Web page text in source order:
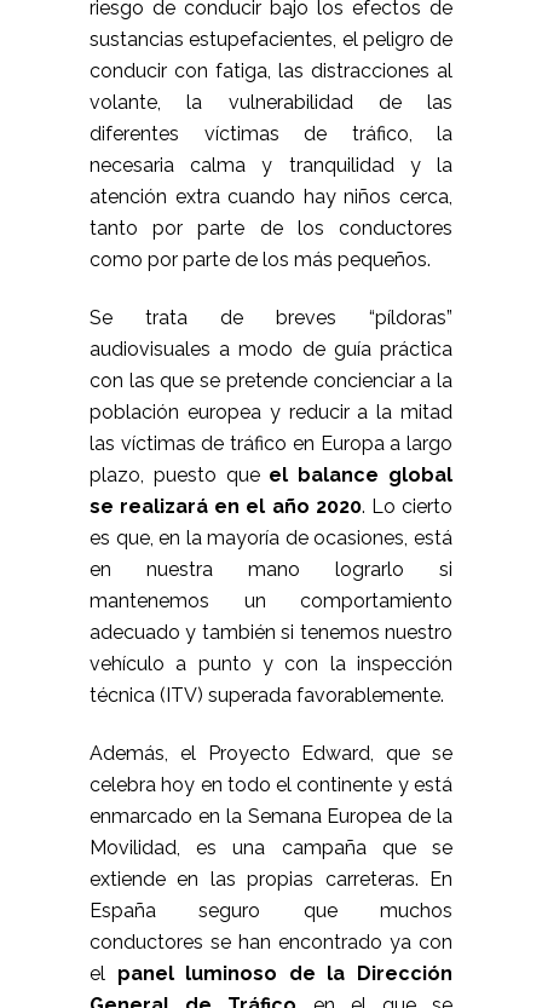
riesgo de conducir bajo los efectos de
sustancias estupefacientes, el peligro de
conducir con fatiga, las distracciones al
volante, la vulnerabilidad de las
diferentes víctimas de tráfico, la
necesaria calma y tranquilidad y la
atención extra cuando hay niños cerca,
tanto por parte de los conductores
como por parte de los más pequeños.
Se trata de breves “píldoras”
audiovisuales a modo de guía práctica
con las que se pretende concienciar a la
población europea y reducir a la mitad
las víctimas de tráfico en Europa a largo
plazo, puesto que el balance global
se realizará en el año 2020. Lo cierto
es que, en la mayoría de ocasiones, está
en nuestra mano lograrlo si
mantenemos un comportamiento
adecuado y también si tenemos nuestro
vehículo a punto y con la inspección
técnica (ITV) superada favorablemente.
Además, el Proyecto Edward, que se
celebra hoy en todo el continente y está
enmarcado en la Semana Europea de la
Movilidad, es una campaña que se
extiende en las propias carreteras. En
España seguro que muchos
conductores se han encontrado ya con
el panel luminoso de la Dirección